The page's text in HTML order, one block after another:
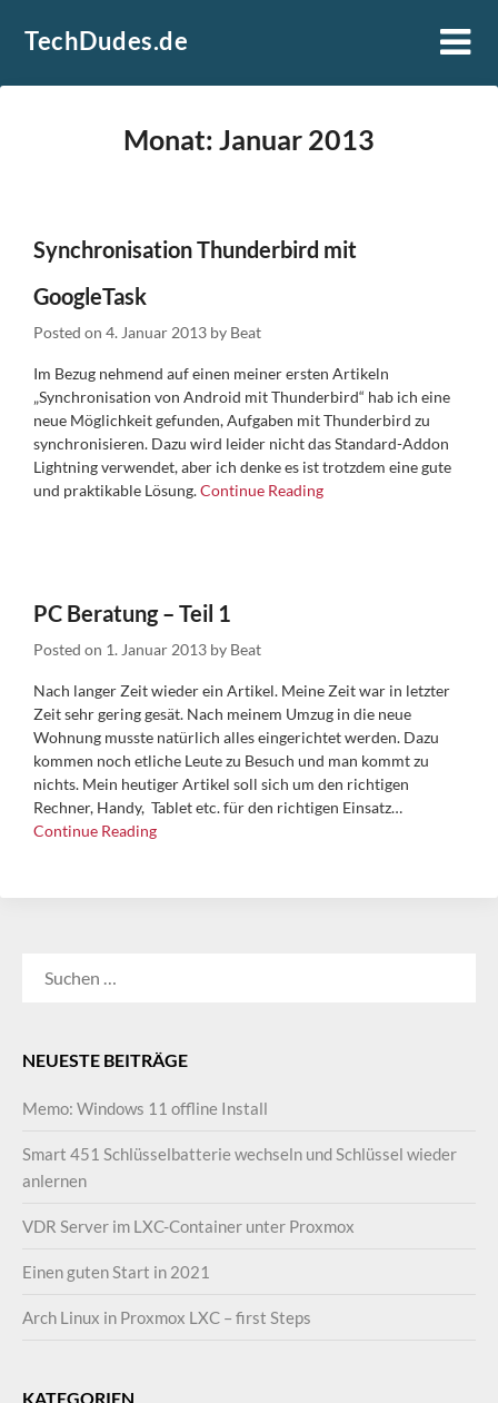
TechDudes.de
Monat: Januar 2013
Synchronisation Thunderbird mit
GoogleTask
Posted on 4. Januar 2013 by Beat
Im Bezug nehmend auf einen meiner ersten Artikeln
„Synchronisation von Android mit Thunderbird“ hab ich eine
neue Möglichkeit gefunden, Aufgaben mit Thunderbird zu
synchronisieren. Dazu wird leider nicht das Standard-Addon
Lightning verwendet, aber ich denke es ist trotzdem eine gute
und praktikable Lösung.Continue Reading
PC Beratung – Teil 1
Posted on 1. Januar 2013 by Beat
Nach langer Zeit wieder ein Artikel. Meine Zeit war in letzter
Zeit sehr gering gesät. Nach meinem Umzug in die neue
Wohnung musste natürlich alles eingerichtet werden. Dazu
kommen noch etliche Leute zu Besuch und man kommt zu
nichts. Mein heutiger Artikel soll sich um den richtigen
Rechner, Handy, Tablet etc. für den richtigen Einsatz…
Continue Reading
NEUESTE BEITRÄGE
Memo: Windows 11 offline Install
Smart 451 Schlüsselbatterie wechseln und Schlüssel wieder
anlernen
VDR Server im LXC-Container unter Proxmox
Einen guten Start in 2021
Arch Linux in Proxmox LXC – first Steps
KATEGORIEN